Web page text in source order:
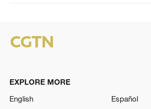
EXPLORE MORE
English
Español